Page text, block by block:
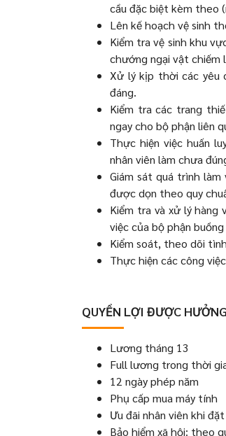
cầu đặc biệt kèm theo
Lên kế hoạch vệ sinh
Kiểm tra vệ sinh khu
chướng ngại vật chiếm
Xử lý kịp thời các yêu
đáng.
Kiểm tra các trang
ngay cho bộ phận liên
Thực hiện việc huấn
nhân viên làm chưa
Giám sát quá trình
được dọn theo quy
Kiểm tra và xử lý hàng
việc của bộ phận
Kiểm soát, theo dõi
Thực hiện các công
QUYỀN LỢI ĐƯỢC HƯỞNG
Lương tháng 13
Full lương trong thời
12 ngày phép năm
Phụ cấp mua máy tính
Ưu đãi nhân viên khi
Bảo hiểm xã hội: theo